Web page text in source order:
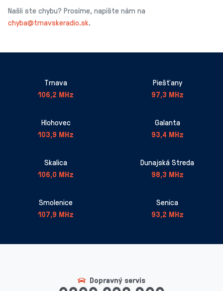
Našli ste chybu? Prosíme, napíšte nám na
chyba@trnavskeradio.sk.
Trnava
106,2 MHz
Piešťany
97,3 MHz
Hlohovec
103,9 MHz
Galanta
93,4 MHz
Skalica
106,0 MHz
Dunajská Streda
98,3 MHz
Smolenice
107,9 MHz
Senica
93,2 MHz
Dopravný servis